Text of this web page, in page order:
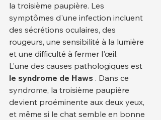
la troisième paupière. Les
symptômes d'une infection incluent
des sécrétions oculaires, des
rougeurs, une sensibilité à la lumière
et une difficulté à fermer l'œil.
L'une des causes pathologiques est
le syndrome de Haws . Dans ce
syndrome, la troisième paupière
devient proéminente aux deux yeux,
et même si le chat semble en bonne